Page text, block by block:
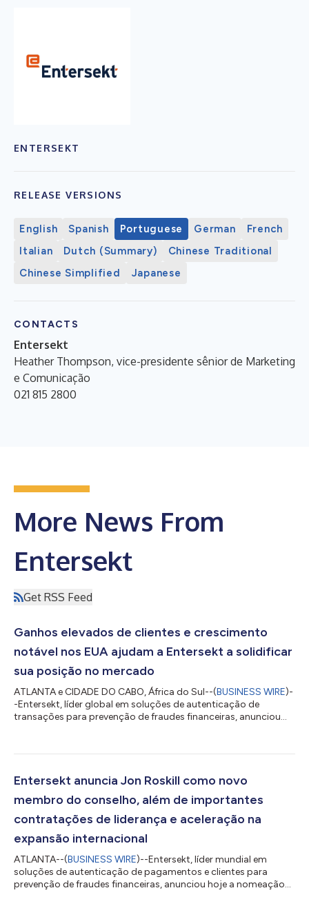
ENTERSEKT
RELEASE VERSIONS
English Spanish Portuguese German
French
Italian
Dutch (Summary)
Chinese Traditional
Chinese Simplified
Japanese
CONTACTS
Entersekt
Heather Thompson, vice-presidente sênior de Marketing
e Comunicação
021 815 2800
More News From
Entersekt
Get RSS Feed
Ganhos elevados de clientes e crescimento
notável nos EUA ajudam a Entersekt a solidificar
sua posição no mercado
ATLANTA e CIDADE DO CABO, África do Sul--(BUSINESS WIRE)-
-Entersekt, líder global em soluções de autenticação de
transações para prevenção de fraudes financeiras, anunciou
estratégicas. Desde o investimento feito pela Accel-KKR no ano
Sul acelerarem rapidamente com um aumento de receita
Entersekt anuncia Jon Roskill como novo
membro do conselho, além de importantes
contratações de liderança e aceleração na
expansão internacional
ATLANTA--(BUSINESS WIRE)--Entersekt, líder mundial em
soluções de autenticação de pagamentos e clientes para
prevenção de fraudes financeiras, anunciou hoje a nomeação